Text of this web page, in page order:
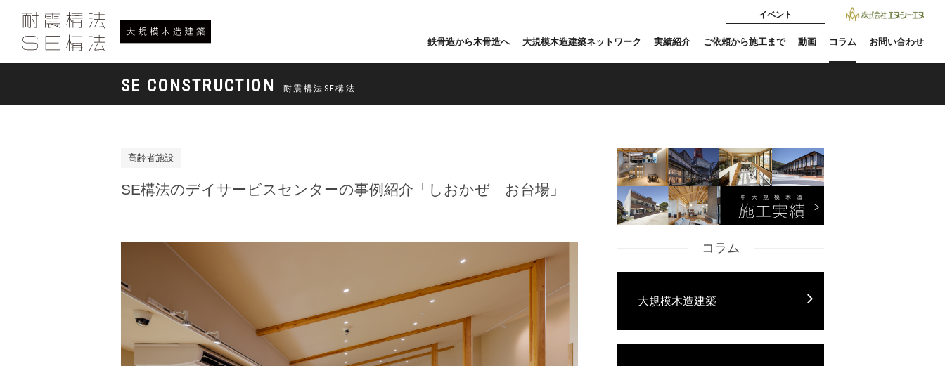
イベント
鉄骨造から木骨造へ 大規模木造建築ネットワーク 実績紹介 ご依頼から施工まで 動画 コラム お問い合わせ
SE CONSTRUCTION 耐震構法SE構法
高齢者施設
SE構法のデイサービスセンターの事例紹介「​​しおかぜ お台場」
コラム
大規模木造建築